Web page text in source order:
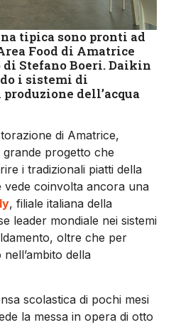
tipica sono pronti ad
Food di Amatrice
Stefano Boeri. Daikin
i sistemi di
dell’acqua
di Amatrice,
progetto che
i tradizionali piatti della
vede coinvolta ancora una
, filiale italiana della
leader mondiale nei sistemi
oltre che per
della
scolastica di pochi mesi
la messa in opera di otto